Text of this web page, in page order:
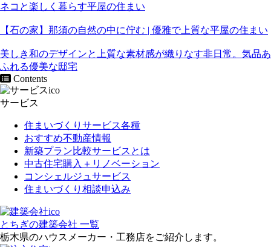
ネコと楽しく暮らす平屋の住まい
【石の家】那須の自然の中に佇む | 優雅で上質な平屋の住まい
美しき和のデザインと上質な素材感が織りなす非日常。気品あ
ふれる優美な邸宅
Contents
サービス
住まいづくりサービス各種
おすすめ不動産情報
新築プラン比較サービスとは
中古住宅購入＋リノベーション
コンシェルジュサービス
住まいづくり相談申込み
とちぎの建築会社 一覧
栃木県のハウスメーカー・工務店をご紹介します。